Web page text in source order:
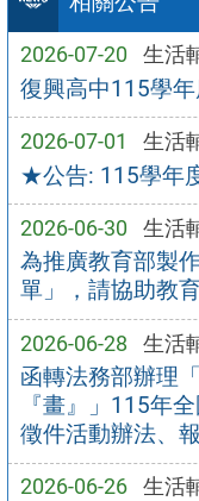
2026-07-20 生活
復興高中115學
2026-07-01 生活
★公告: 115學年
2026-06-30 生活
為推廣教育部製
單」，請協助教
2026-06-28 生活
函轉法務部辦理
『畫』」115年
徵件活動辦法、
2026-06-26 生活